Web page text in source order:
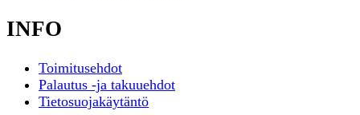
INFO
Toimitusehdot
Palautus -ja takuuehdot
Tietosuojakäytäntö